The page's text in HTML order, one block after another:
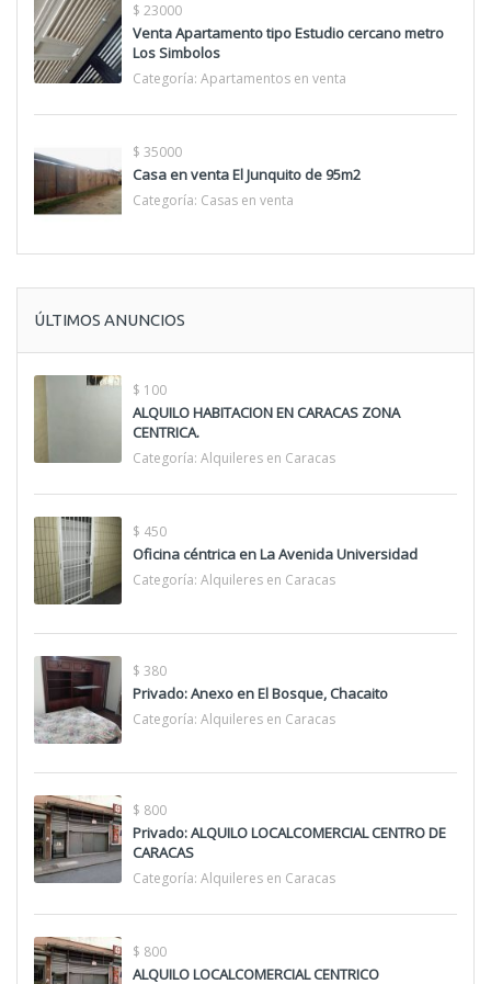
$ 23000
Venta Apartamento tipo Estudio cercano metro
Los Simbolos
Categoría: Apartamentos en venta
$ 35000
Casa en venta El Junquito de 95m2
Categoría: Casas en venta
ÚLTIMOS ANUNCIOS
$ 100
ALQUILO HABITACION EN CARACAS ZONA
CENTRICA.
Categoría: Alquileres en Caracas
$ 450
Oficina céntrica en La Avenida Universidad
Categoría: Alquileres en Caracas
$ 380
Privado: Anexo en El Bosque, Chacaito
Categoría: Alquileres en Caracas
$ 800
Privado: ALQUILO LOCALCOMERCIAL CENTRO DE
CARACAS
Categoría: Alquileres en Caracas
$ 800
ALQUILO LOCALCOMERCIAL CENTRICO